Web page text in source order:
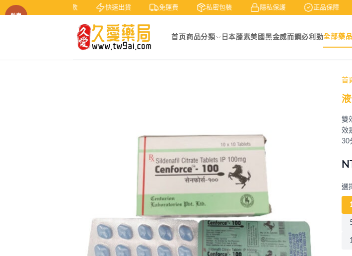
鑒賞 快速出貨 免運費 私密包裝 隱私保護 正品保障
首页 商品分類 日本藤素美國黑金威而鋼必利勁全部藥
熱賣
首
雙
效
30
選